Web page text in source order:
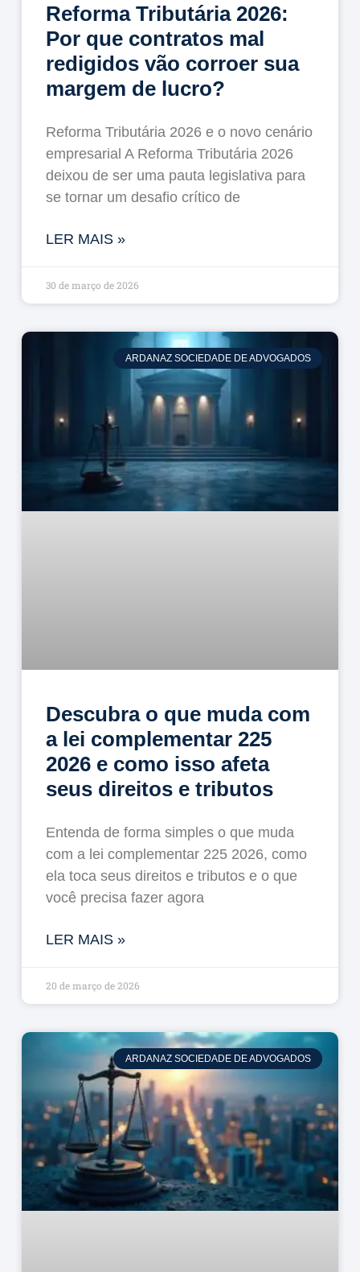
Reforma Tributária 2026:
Por que contratos mal
redigidos vão corroer sua
margem de lucro?
Reforma Tributária 2026 e o novo cenário
empresarial A Reforma Tributária 2026
deixou de ser uma pauta legislativa para
se tornar um desafio crítico de
LER MAIS »
30 de março de 2026
ARDANAZ SOCIEDADE DE ADVOGADOS
Descubra o que muda com
a lei complementar 225
2026 e como isso afeta
seus direitos e tributos
Entenda de forma simples o que muda
com a lei complementar 225 2026, como
ela toca seus direitos e tributos e o que
você precisa fazer agora
LER MAIS »
20 de março de 2026
ARDANAZ SOCIEDADE DE ADVOGADOS